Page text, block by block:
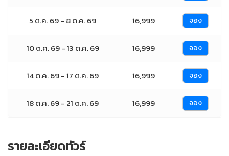
5 ต.ค. 69 - 8 ต.ค. 69 16,999 จอง
10 ต.ค. 69 - 13 ต.ค. 69 16,999 จอง
14 ต.ค. 69 - 17 ต.ค. 69 16,999 จอง
18 ต.ค. 69 - 21 ต.ค. 69 16,999 จอง
รายละเอียดทัวร์